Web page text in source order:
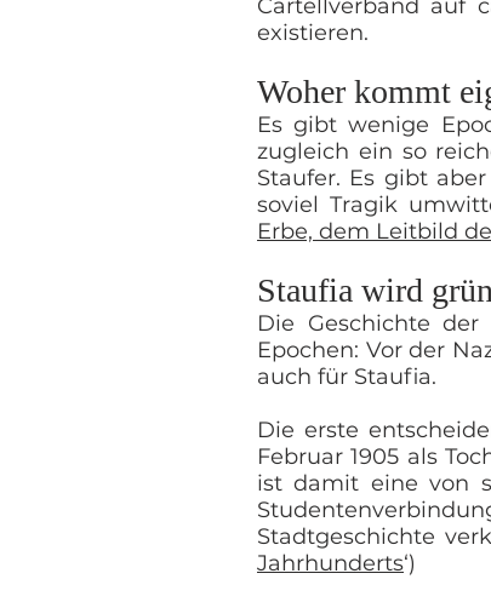
Cartellverband auf
existieren.
Woher kommt
Es gibt wenige
zugleich ein so
Staufer. Es gibt
soviel Tragik
Erbe, dem Leitbild
Staufia wird
Die Geschichte
Epochen: Vor der
auch für Staufia.
Die erste
Februar 1905 als
ist damit eine von
Stadtgeschichte
Jahrhunderts‘)